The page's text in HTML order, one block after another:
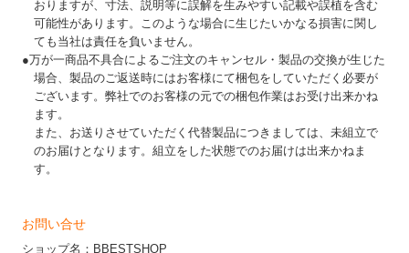
おりますが、寸法、説明等に誤解を生みやすい記載や誤植を含む
可能性があります。このような場合に生じたいかなる損害に関し
ても当社は責任を負いません。
●万が一商品不具合によるご注文のキャンセル・製品の交換が生じた
場合、製品のご返送時にはお客様にて梱包をしていただく必要が
ございます。弊社でのお客様の元での梱包作業はお受け出来かね
ます。
また、お送りさせていただく代替製品につきましては、未組立で
のお届けとなります。組立をした状態でのお届けは出来かねま
す。
お問い合せ
ショップ名：BBESTSHOP